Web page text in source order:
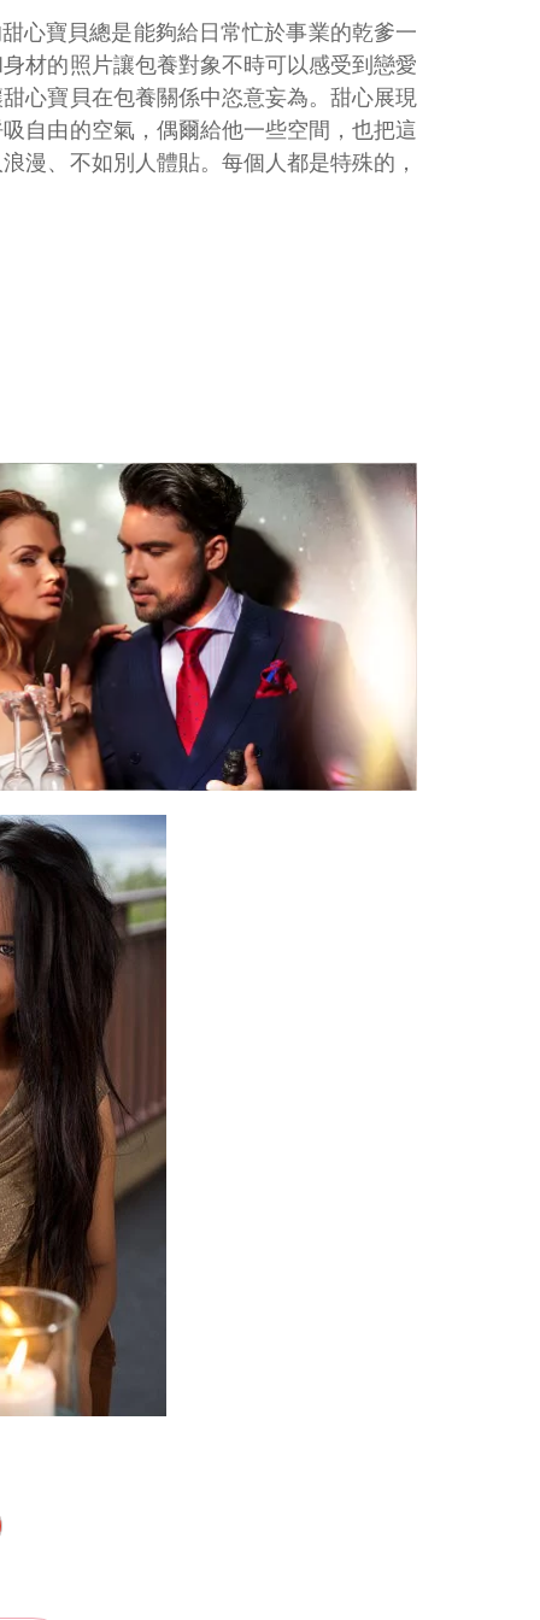
心寶貝總是能夠給日常忙於事業的乾爹一
材的照片讓包養對象不時可以感受到戀愛
心寶貝在包養關係中恣意妄為。甜心展現
自由的空氣，偶爾給他一些空間，也把這
漫、不如別人體貼。每個人都是特殊的，